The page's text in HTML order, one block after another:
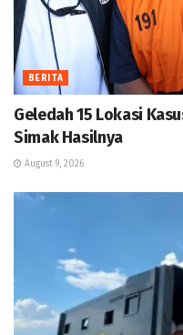
BERITA
Geledah 15 Lokasi
Simak Hasilnya
August 9, 2026